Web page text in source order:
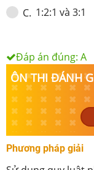
C. 1:2:1 và 3:1
Đáp án đúng: A
ÔN THI ĐÁNH
Phương pháp giải